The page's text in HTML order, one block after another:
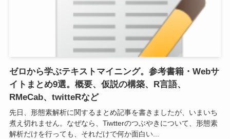
ゼロから学ぶテキストマイニング。参考書籍・Webサ
イトまとめ9選。概要、仮説の構築、R言語、
RMeCab、twitteRなど
先日、形態素解析に関するまとめ記事を書きましたが、いまいち
煮え切れません。なぜなら、Tiwtterのつぶやきについて、形態素
解析だけを行っても、それだけで何か面白い...